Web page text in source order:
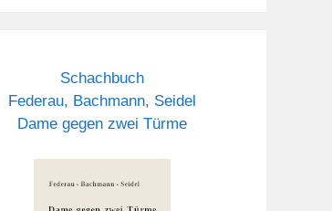
Schachbuch
Federau, Bachmann, Seidel
Dame gegen zwei Türme